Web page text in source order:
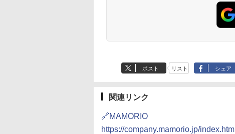
ポスト リスト シェア
関連リンク
🔗MAMORIO
https://company.mamorio.jp/index.html